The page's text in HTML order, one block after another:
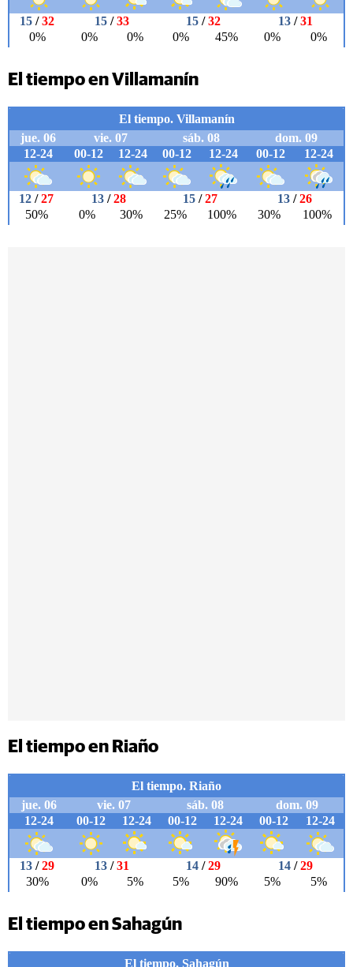
El tiempo en Villamanín
El tiempo en Riaño
El tiempo en Sahagún